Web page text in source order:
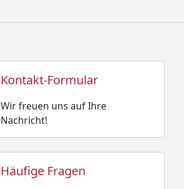
Kontakt-Formular
Wir freuen uns auf Ihre
Nachricht!
Häufige Fragen